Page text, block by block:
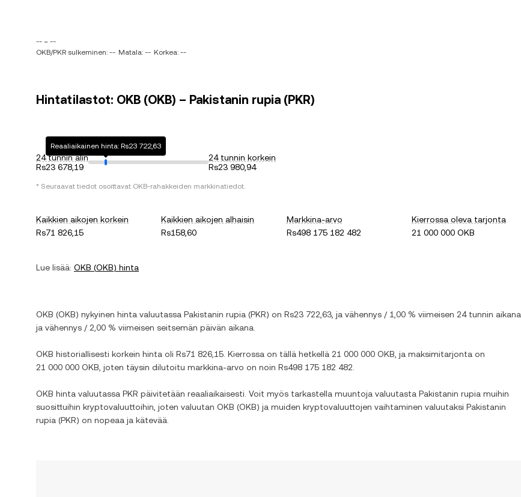
-- ~ --
OKB/PKR sulkeminen: -- Matala: -- Korkea: --
Hintatilastot: OKB (OKB) – Pakistanin rupia (PKR)
24 tunnin alin
Rs23 678,19
Reaaliaikainen hinta: Rs23 722,63
24 tunnin korkein
Rs23 980,94
* Seuraavat tiedot osoittavat OKB-rahakkeiden markkinatiedot.
Kaikkien aikojen korkein
Rs71 826,15
Kaikkien aikojen alhaisin
Rs158,60
Markkina-arvo
Rs498 175 182 482
Kierrossa oleva tarjonta
21 000 000 OKB
Lue lisää: OKB (OKB) hinta
OKB (OKB) nykyinen hinta valuutassa Pakistanin rupia (PKR) on Rs23 722,63 , ja vähennys / 1,00 % viimeisen 24 tunnin aikana
ja vähennys / 2,00 % viimeisen seitsemän päivän aikana.
OKB historiallisesti korkein hinta oli Rs71 826,15 . Kierrossa on tällä hetkellä 21 000 000 OKB , ja maksimitarjonta on
21 000 000 OKB , joten täysin dilutoitu markkina-arvo on noin Rs498 175 182 482
OKB hinta valuutassa PKR päivitetään reaaliaikaisesti. Voit myös tarkastella muuntoja valuutasta Pakistanin rupia muihin
suosittuihin kryptovaluuttoihin, joten valuutan OKB (OKB) ja muiden kryptovaluuttojen vaihtaminen valuutaksi Pakistanin
rupia (PKR) on nopeaa ja kätevää.